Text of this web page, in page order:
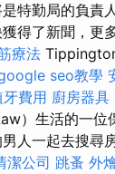
特勤局的負責
得了新聞，更
療法
seo教學
牙費用 廚房器具
）生活的一位
人一起去搜尋
潔公司 跳蚤 外